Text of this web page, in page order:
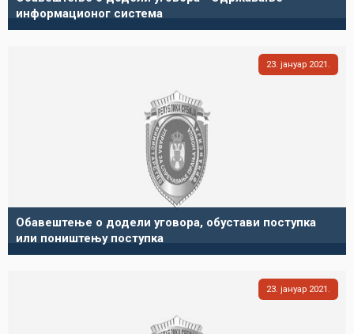
информационог система
23 јануар 2021
Обавештење о додели уговора, обустави поступка
или поништењу поступка
23 јануар 2021